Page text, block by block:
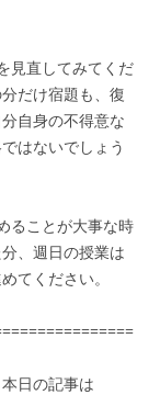
見直してみてくだ
だけ宿題も、復
自身の不得意な
はないでしょう
ることが大事な時
、週日の授業は
てください。
日の記事は